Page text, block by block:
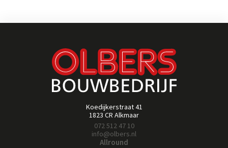
Koedijkerstraat 41
1823 CR Alkmaar
072 512 47 10
info@olbers.nl
Allround